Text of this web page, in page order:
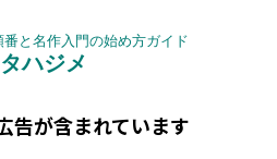
と名作入門の始め方ガイド
ハジメ
告が含まれています